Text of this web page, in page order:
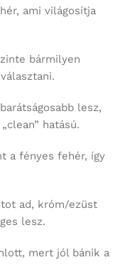
ami világosítja
bármilyen
lesz,
hatású.
a fényes fehér, így
ad, króm/ezüst
lesz.
mert jól bánik a